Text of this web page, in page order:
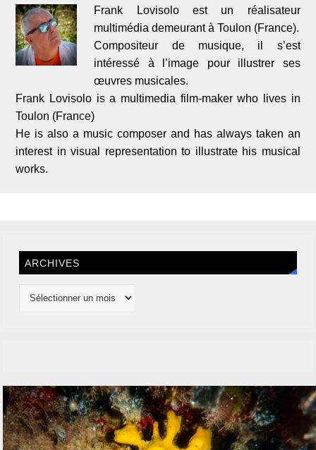
Frank Lovisolo est un réalisateur
multimédia demeurant à Toulon (France).
Compositeur de musique, il s’est
intéressé à l’image pour illustrer ses
œuvres musicales.
Frank Lovisolo is a multimedia film-maker who lives in
Toulon (France)
He is also a music composer and has always taken an
interest in visual representation to illustrate his musical
works.
ARCHIVES